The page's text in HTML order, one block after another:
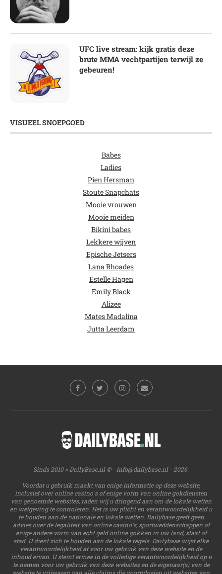
UFC live stream: kijk gratis deze
brute MMA vechtpartijen terwijl ze
gebeuren!
VISUEEL SNOEPGOED
Babes
Ladies
Pien Hersman
Stoute Snapchats
Mooie vrouwen
Mooie meiden
Bikini babes
Lekkere wijven
Epische Jetsers
Lana Rhoades
Estelle Hagen
Emily Black
Alizee
Mates Madalina
Jutta Leerdam
Sinds 2010 > DailyBase.nl © - info@dailybase.nl- 2026.
Voordat u gebruik maakt van enige informatie op deze website,
inclusief over online casino's of enige vorm van online gokdiensten
van genoemde websites, raden wij u dringend aan om de lokale wetten
en wetgeving te controleren. Het is uw plicht en verantwoordelijkheid u
te houden aan de nationale en lokale wetten. Dailybase geeft geen
advies over de legaliteit van online casino's, sportweddenschappen of
enige andere vorm van echt geld online gokken in uw land, staat of
stad. U dient zich te houden aan de lokale regels. Dailybase wijst elke
verantwoordelijkheid af voor uw gebruik van deze website en de
inhoud ervan. U stemt ermee in de volledige verantwoordelijkheid op u
te nemen voor uw gebruik van deze websites en de eigenaar(s) van de